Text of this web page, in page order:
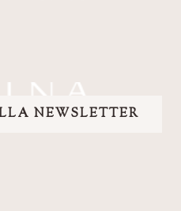
NEWSLETTER